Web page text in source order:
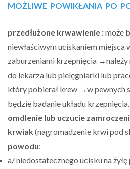
MOŻLIWE POWIKŁANIA PO
przedłużone krwawienie :może
niewłaściwym uciskaniem miejsca
zaburzeniami krzepnięcia →należy
do lekarza lub pielęgniarki lub
który pobierał krew →w pewnych
będzie badanie układu krzepnięcia.
omdlenie lub uczucie
krwiak(nagromadzenie krwi pod
powodu:
a/ niedostatecznego ucisku na żyłę